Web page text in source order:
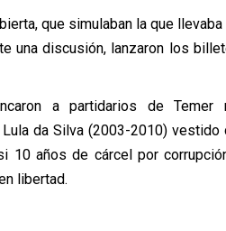
que simulaban la que llevaba
una discusión, lanzaron los
a partidarios de Temer
da Silva (2003-2010) vestido
10 años de cárcel por
libertad.